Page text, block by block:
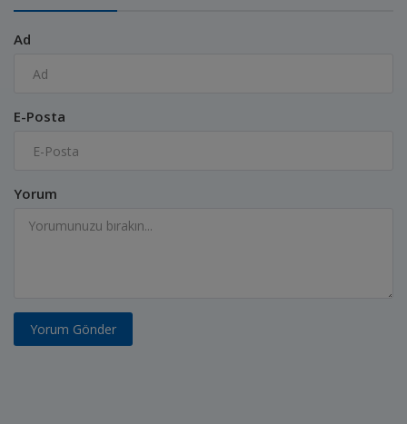
Ad
E-Posta
Yorum
Yorum Gönder